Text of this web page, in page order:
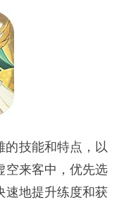
的技能和特点，以
空来客中，优先选
速地提升练度和获